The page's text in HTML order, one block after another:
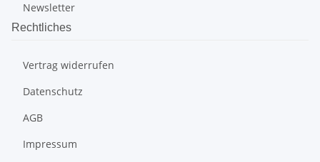
Newsletter
Rechtliches
Vertrag widerrufen
Datenschutz
AGB
Impressum